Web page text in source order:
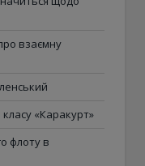
взаємну
«Каракурт»
флоту в